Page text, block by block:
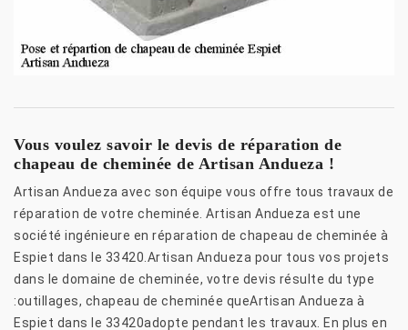
Vous voulez savoir le devis de réparation de
chapeau de cheminée de Artisan Andueza !
Artisan Andueza avec son équipe vous offre tous travaux de
réparation de votre cheminée. Artisan Andueza est une
société ingénieure en réparation de chapeau de cheminée à
Espiet dans le 33420.Artisan Andueza pour tous vos projets
dans le domaine de cheminée, votre devis résulte du type
:outillages, chapeau de cheminée queArtisan Andueza à
Espiet dans le 33420adopte pendant les travaux. En plus en